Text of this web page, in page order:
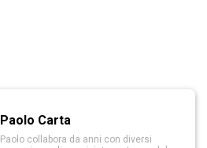
Paolo Carta
Paolo collabora da anni con diversi